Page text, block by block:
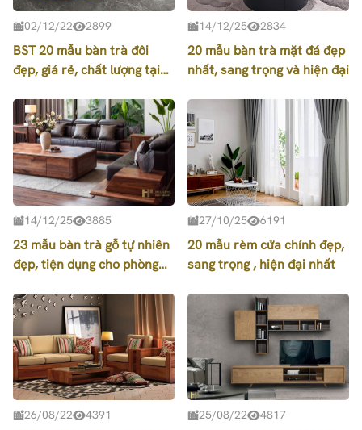
02/12/22 2899
BST 20 mẫu bàn trà đôi
đẹp, giá rẻ, chất lượng tại
14/12/25 2834
20 mẫu bàn trà mặt đá đẹp
nhất, sang trọng và hiện đại
14/12/25 3885
23 mẫu bàn trà gỗ tự nhiên
đẹp, tiện dụng cho phòng
27/10/25 6191
20 mẫu rèm cửa chính đẹp,
sang trọng , hiện đại nhất
26/08/22 4391 25/08/22 4817